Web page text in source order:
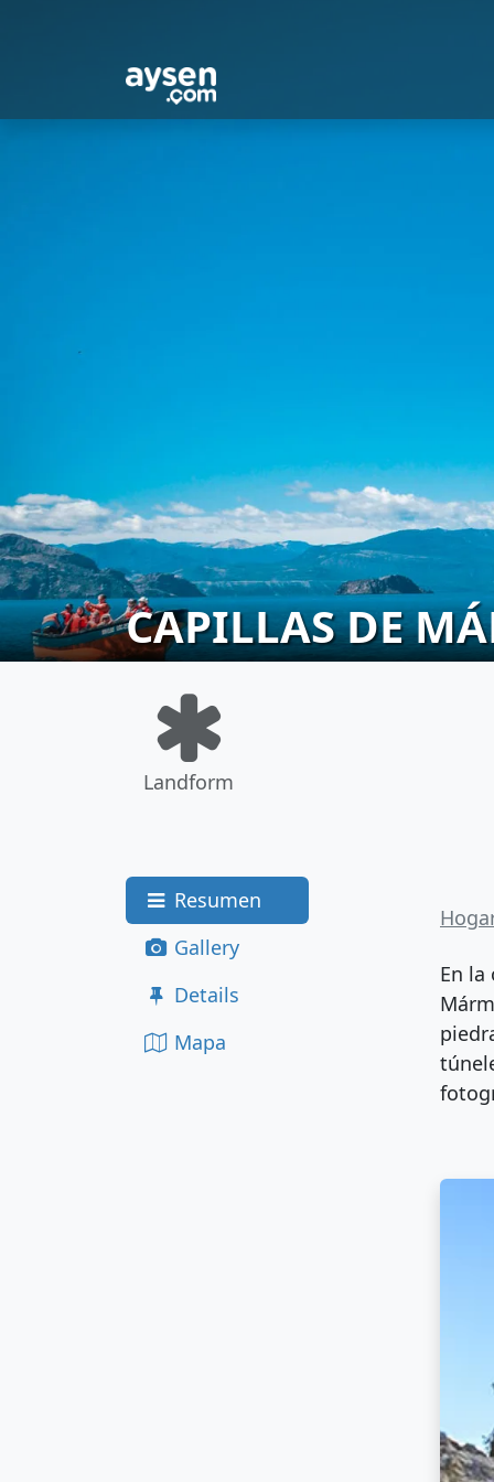
CAPILLAS DE
Landform
Resumen
Gallery
Details
Mapa
En la